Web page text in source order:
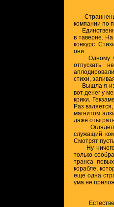
компании по
в таверне.
конкурс.
они...
Одному
отпускать
стихи,
Вышла я из
вот денег у
крики.
Раз
магнитом
даже
служащий
Смотрят
Ну ничего,
только
транса
корабле,
еще одна
ума не